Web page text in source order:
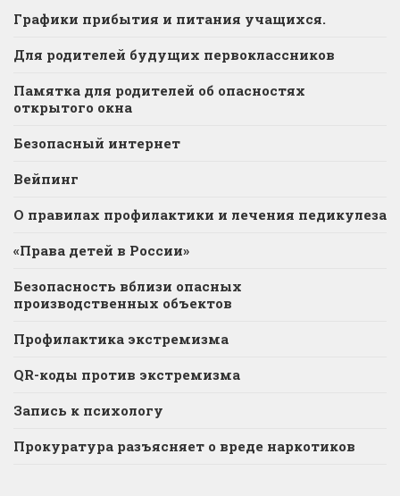
Графики прибытия и питания учащихся.
Для родителей будущих первоклассников
Памятка для родителей об опасностях
открытого окна
Безопасный интернет
Вейпинг
О правилах профилактики и лечения педикулеза
«Права детей в России»
Безопасность вблизи опасных
производственных объектов
Профилактика экстремизма
QR-коды против экстремизма
Запись к психологу
Прокуратура разъясняет о вреде наркотиков